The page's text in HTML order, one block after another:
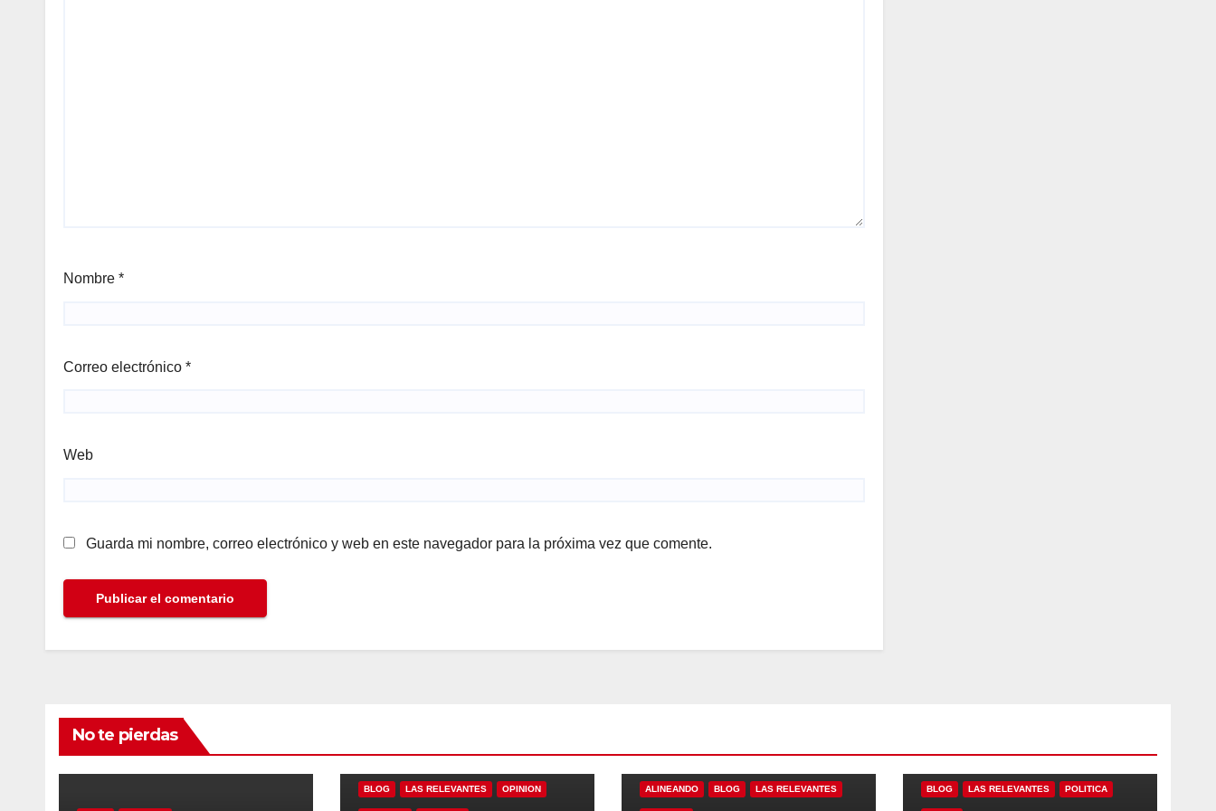
Nombre *
Correo electrónico *
Web
Guarda mi nombre, correo electrónico y web en este navegador para la próxima vez que comente.
No te pierdas
BLOG LAS RELEVANTES OPINION ALINEANDO BLOG LAS RELEVANTES BLOG LAS RELEVANTES POLITICA